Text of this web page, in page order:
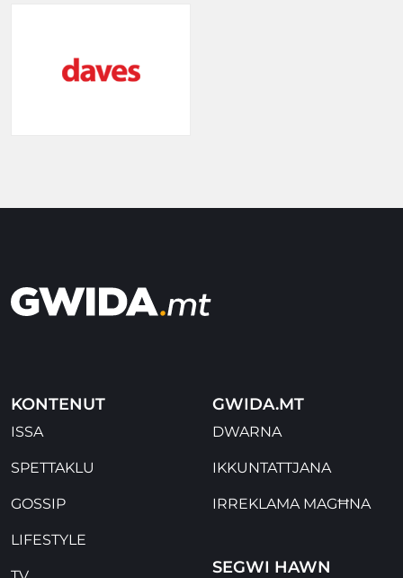
KONTENUT
ISSA
SPETTAKLU
GOSSIP
LIFESTYLE
GWIDA.MT
DWARNA
IKKUNTATTJANA
IRREKLAMA MAGĦNA
SEGWI HAWN